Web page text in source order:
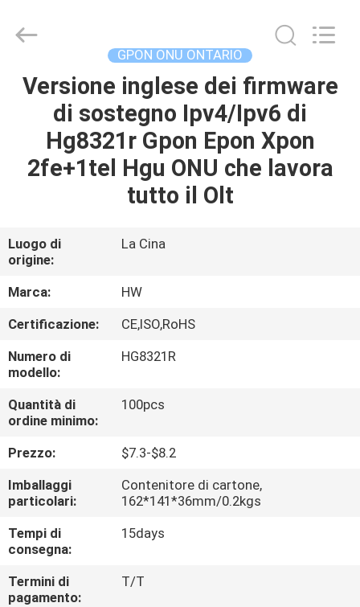
CASA
PRODOTTI
GIRO
DELLA
FABBRICA
CONTROLLO
DI
QUALITÀ
CONTATTICI
RICHIEDA
UNA
CITAZIONE
LIMITED.
Reserved.
GPON ONU ONTARIO
Versione inglese dei firmware
di sostegno Ipv4/Ipv6 di
Hg8321r Gpon Epon Xpon
2fe+1tel Hgu ONU che lavora
tutto il Olt
Luogo di
origine:
La Cina
Marca:
HW
Certificazione:
CE,ISO,RoHS
Numero di
modello:
HG8321R
Quantità di
ordine minimo:
100pcs
Prezzo:
$7.3-$8.2
Imballaggi
particolari:
Contenitore di cartone,
162*141*36mm/0.2kgs
Tempi di
consegna:
15days
Termini di
pagamento:
T/T